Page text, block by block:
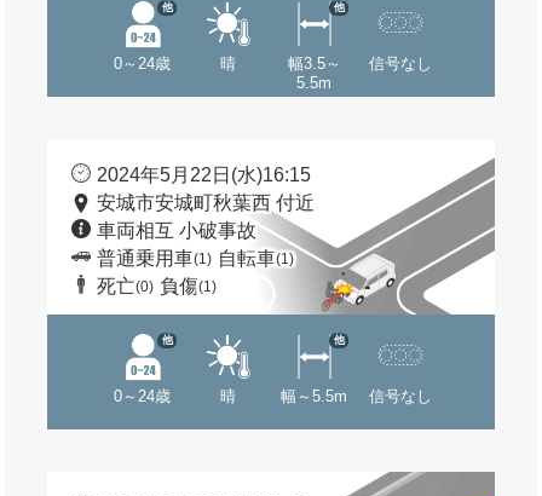
0～24歳
他
晴
幅3.5～
5.5m
他
信号なし
2024年5月22日(水)16:15
安城市安城町秋葉西 付近
車両相互 小破事故
普通乗用車(1) 自転車(1)
死亡(0) 負傷(1)
0～24歳
他
晴 幅～5.5m
他
信号なし